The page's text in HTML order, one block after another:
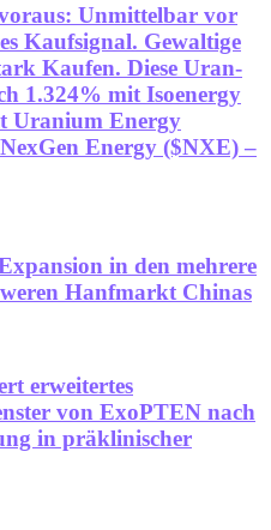
Unmittelbar vor
Kaufsignal. Gewaltige
Kaufen. Diese Uran-
1.324% mit Isoenergy
Uranium Energy
Energy ($NXE) –
in den mehrere
Hanfmarkt Chinas
erweitertes
von ExoPTEN nach
in präklinischer